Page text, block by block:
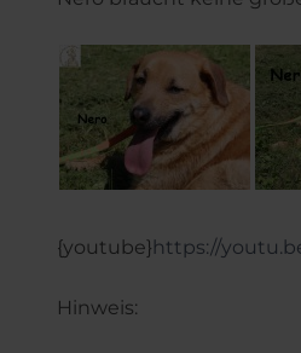
{youtube}https://
Hinweis: